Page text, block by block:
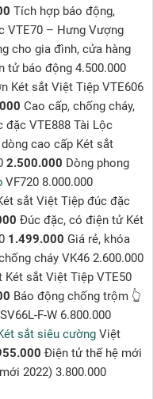
Tích hợp báo động,
VTE70 – Hưng Vượng
cho gia đình, cửa hàng
tử báo động 4.500.000
Két sắt Việt Tiệp VTE606
Cao cấp, chống cháy,
VTE888 Tài Lộc
cao cấp Két sắt
2.500.000 Dòng phong
VF720 8.000.000
sắt Việt Tiệp đúc đặc
Đúc đặc, có điện tử Két
1.499.000 Giá rẻ, khóa
cháy VK46 2.600.000
Két sắt Việt Tiệp VTE50
Báo động chống trộm 👆
F-W 6.800.000
sắt siêu cường Việt
Điện tử thế hệ mới
2022) 3.800.000